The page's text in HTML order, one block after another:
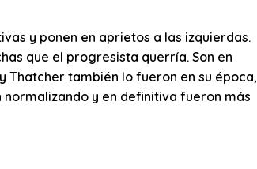
y ponen en aprietos a las izquierdas.
que el progresista querría. Son en
también lo fueron en su época,
y en definitiva fueron más